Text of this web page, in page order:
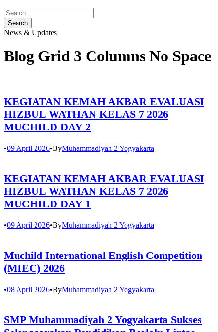
News & Updates
Blog Grid 3 Columns No Space
KEGIATAN KEMAH AKBAR EVALUASI
HIZBUL WATHAN KELAS 7 2026
MUCHILD DAY 2
•09 April 2026•ByMuhammadiyah 2 Yogyakarta
KEGIATAN KEMAH AKBAR EVALUASI
HIZBUL WATHAN KELAS 7 2026
MUCHILD DAY 1
•09 April 2026•ByMuhammadiyah 2 Yogyakarta
Muchild International English Competition
(MIEC) 2026
•08 April 2026•ByMuhammadiyah 2 Yogyakarta
SMP Muhammadiyah 2 Yogyakarta Sukses